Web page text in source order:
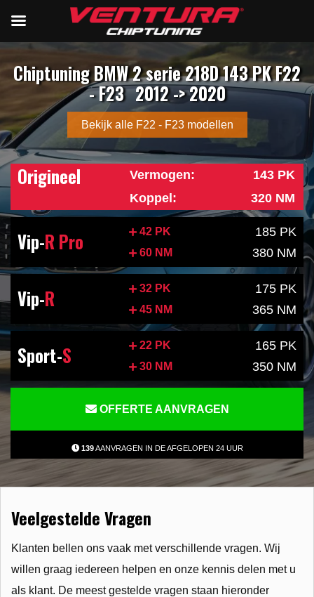
Chiptuning BMW 2 serie 218D 143 PK F22
- F23 2012 -> 2020
Bekijk alle F22 - F23 modellen
Origineel Vermogen:
143 PK
Koppel:
320 NM
Vip-R Pro 42 PK 185 PK
60 NM 380 NM
Vip-R 32 PK 175 PK
45 NM 365 NM
Sport-S 22 PK 165 PK
30 NM 350 NM
OFFERTE AANVRAGEN
139AANVRAGEN IN DE AFGELOPEN 24 UUR
Veelgestelde Vragen
Klanten bellen ons vaak met verschillende vragen. Wij
willen graag iedereen helpen en onze kennis delen met u
als klant. De meest gestelde vragen staan hieronder